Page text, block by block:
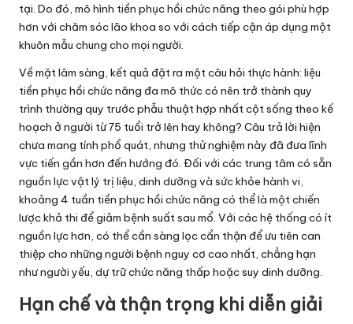
tại. Do đó, mô hình tiền phục hồi chức năng theo gói phù hợp
hơn với chăm sóc lão khoa so với cách tiếp cận áp dụng một
khuôn mẫu chung cho mọi người.
Về mặt lâm sàng, kết quả đặt ra một câu hỏi thực hành: liệu
tiền phục hồi chức năng đa mô thức có nên trở thành quy
trình thường quy trước phẫu thuật hợp nhất cột sống theo kế
hoạch ở người từ 75 tuổi trở lên hay không? Câu trả lời hiện
chưa mang tính phổ quát, nhưng thử nghiệm này đã đưa lĩnh
vực tiến gần hơn đến hướng đó. Đối với các trung tâm có sẵn
nguồn lực vật lý trị liệu, dinh dưỡng và sức khỏe hành vi,
khoảng 4 tuần tiền phục hồi chức năng có thể là một chiến
lược khả thi để giảm bệnh suất sau mổ. Với các hệ thống có ít
nguồn lực hơn, có thể cần sàng lọc cẩn thận để ưu tiên can
thiệp cho những người bệnh nguy cơ cao nhất, chẳng hạn
như người yếu, dự trữ chức năng thấp hoặc suy dinh dưỡng.
Hạn chế và thận trọng khi diễn giải